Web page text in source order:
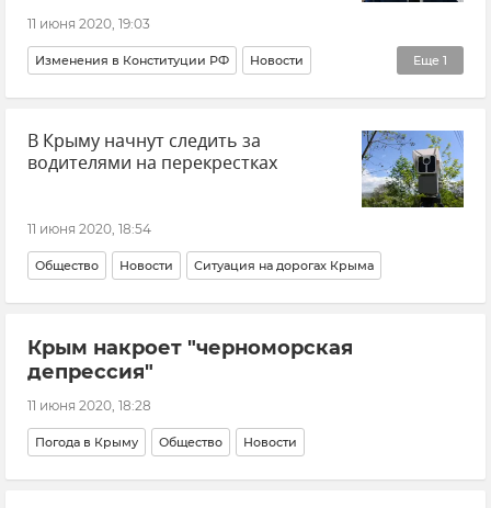
11 июня 2020, 19:03
Еще 1
Изменения в Конституции РФ Новости
Политика
В Крыму начнут следить за
водителями на перекрестках
11 июня 2020, 18:54
Общество Новости Ситуация на дорогах Крыма
Крым накроет "черноморская
депрессия"
11 июня 2020, 18:28
Погода в Крыму Общество Новости